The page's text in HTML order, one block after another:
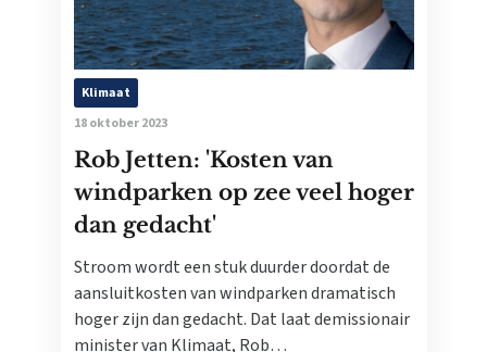
Klimaat
18 oktober 2023
Rob Jetten: 'Kosten van
windparken op zee veel hoger
dan gedacht'
Stroom wordt een stuk duurder doordat de
aansluitkosten van windparken dramatisch
hoger zijn dan gedacht. Dat laat demissionair
minister van Klimaat, Rob…